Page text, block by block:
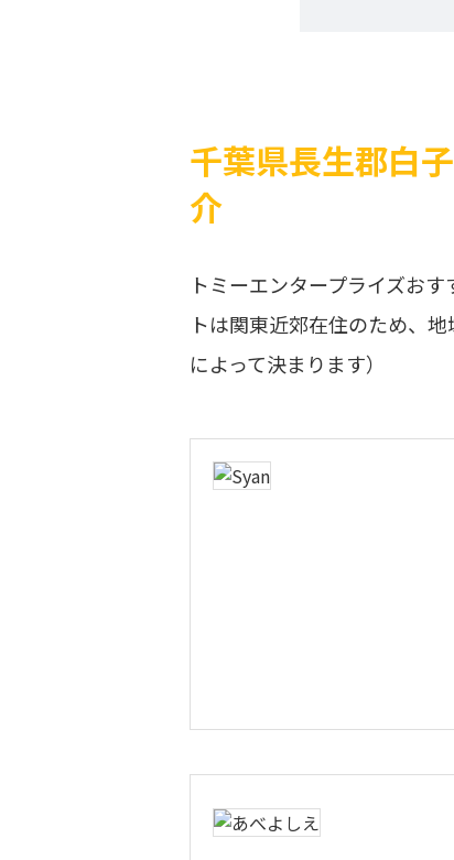
千葉県長生郡白
介
トミーエンタープライズお
トは関東近郊在住のため、
によって決まります）